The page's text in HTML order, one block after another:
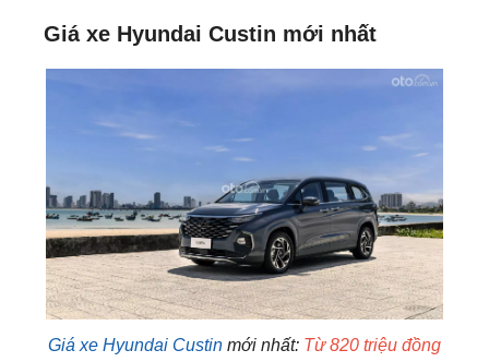
Giá xe Hyundai Custin​​ mới nhất
Giá xe Hyundai Custin mới nhất: Từ 820 triệu đồng